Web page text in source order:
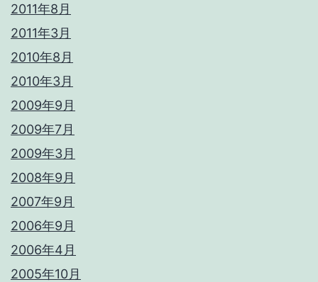
2011年8月
2011年3月
2010年8月
2010年3月
2009年9月
2009年7月
2009年3月
2008年9月
2007年9月
2006年9月
2006年4月
2005年10月